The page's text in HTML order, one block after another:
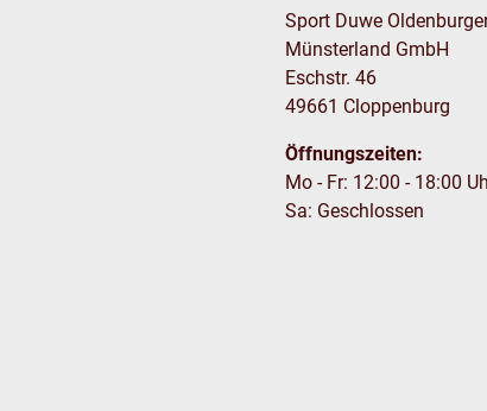
Sport Duwe
Münsterland GmbH
Eschstr. 46
49661 Cloppenburg
Öffnungszeiten:
Mo - Fr: 12:00 - 18:00
Sa: Geschlossen